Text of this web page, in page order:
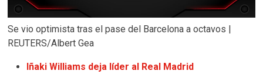
Se vio optimista tras el pase del Barcelona a octavos |
REUTERS/Albert Gea
Iñaki Williams deja líder al Real Madrid